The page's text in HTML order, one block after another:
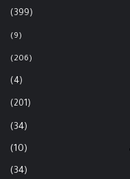
(399)
(9)
(206)
(4)
(201)
(34)
(10)
(34)